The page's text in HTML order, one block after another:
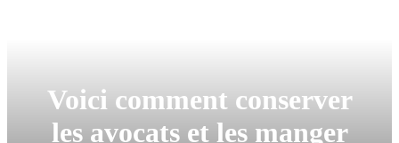
Voici comment conserver
les avocats et les manger